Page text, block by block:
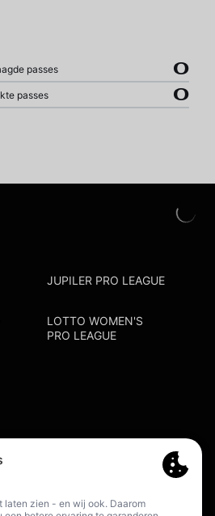
passes 0
passes 0
JUPILER PRO LEAGUE
LOTTO WOMEN'S
PRO LEAGUE
Cookie Policy
En Discriminatie